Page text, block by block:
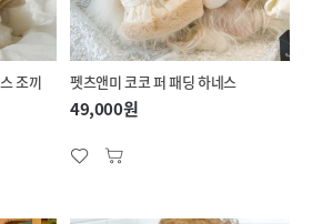
조끼 펫츠앤미 코코 퍼 패딩 하네스
49,000원